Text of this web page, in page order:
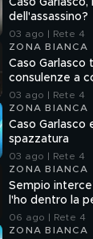
Caso
dell'assassino?
03 ago | Rete 4
ZONA BIANCA
Caso Garlasco
consulenze a
03 ago | Rete 4
ZONA BIANCA
Caso Garlasco
spazzatura
03 ago | Rete 4
ZONA BIANCA
Sempio
l'ho dentro la
06 ago | Rete 4
ZONA BIANCA